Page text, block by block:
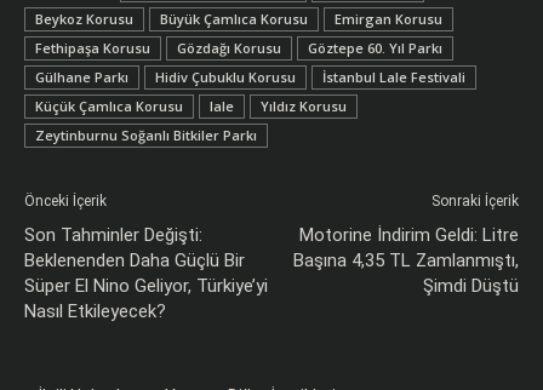
Beykoz Korusu
Büyük Çamlıca Korusu
Emirgan Korusu
Fethipaşa Korusu
Gözdağı Korusu
Göztepe 60. Yıl Parkı
Gülhane Parkı
Hidiv Çubuklu Korusu
İstanbul Lale Festivali
Küçük Çamlıca Korusu
lale
Yıldız Korusu
Zeytinburnu Soğanlı Bitkiler Parkı
Önceki İçerik
Son Tahminler Değişti:
Beklenenden Daha Güçlü Bir
Süper El Nino Geliyor, Türkiye’yi
Nasıl Etkileyecek?
Sonraki İçerik
Motorine İndirim Geldi: Litre
Başına 4,35 TL Zamlanmıştı,
Şimdi Düştü